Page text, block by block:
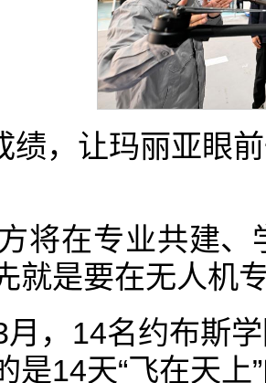
绩，让玛丽亚眼
将在专业共建
就是要在无人机
月，14名约布斯
是14天“飞在天上